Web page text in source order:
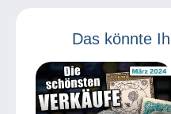
Das könnte